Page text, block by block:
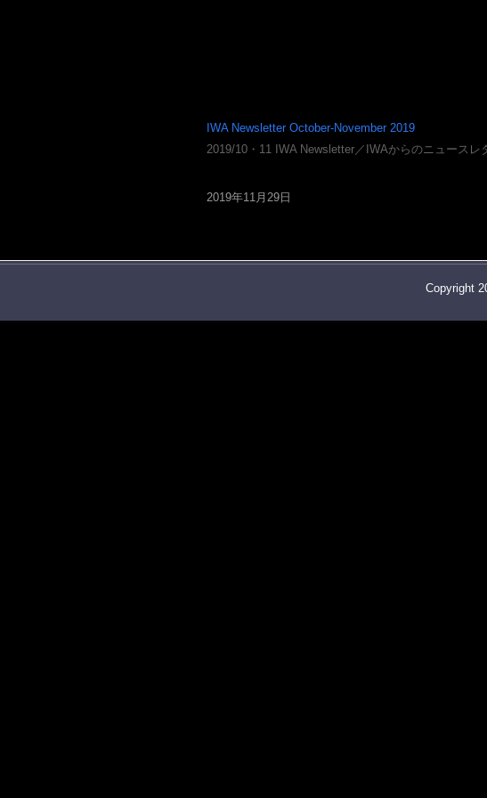
IWA Newsletter October-November 2019
2019/10・11 IWA Newsletter／IWAからのニュースレ
2019年11月29日
Copyright